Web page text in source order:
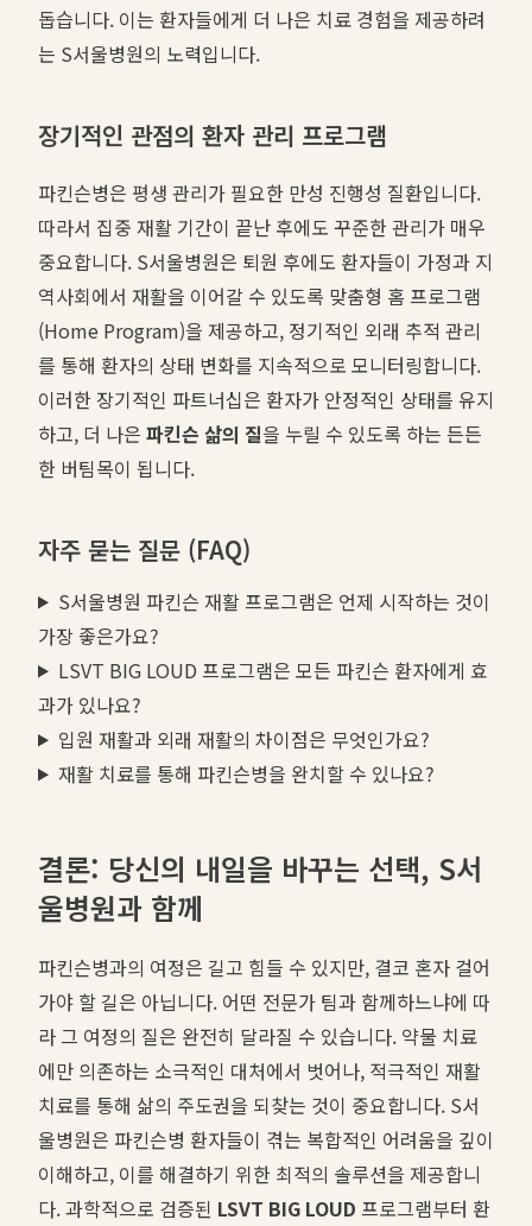
돕습니다. 이는 환자들에게 더 나은 치료 경험을 제공하려
는 S서울병원의 노력입니다.
장기적인 관점의 환자 관리 프로그램
파킨슨병은 평생 관리가 필요한 만성 진행성 질환입니다.
따라서 집중 재활 기간이 끝난 후에도 꾸준한 관리가 매우
중요합니다. S서울병원은 퇴원 후에도 환자들이 가정과 지
역사회에서 재활을 이어갈 수 있도록 맞춤형 홈 프로그램
(Home Program)을 제공하고, 정기적인 외래 추적 관리
를 통해 환자의 상태 변화를 지속적으로 모니터링합니다.
이러한 장기적인 파트너십은 환자가 안정적인 상태를 유지
하고, 더 나은 파킨슨 삶의 질을 누릴 수 있도록 하는 든든
한 버팀목이 됩니다.
자주 묻는 질문 (FAQ)
S서울병원 파킨슨 재활 프로그램은 언제 시작하는 것이
가장 좋은가요?
LSVT BIG LOUD 프로그램은 모든 파킨슨 환자에게 효
과가 있나요?
입원 재활과 외래 재활의 차이점은 무엇인가요?
재활 치료를 통해 파킨슨병을 완치할 수 있나요?
결론: 당신의 내일을 바꾸는 선택, S서
울병원과 함께
파킨슨병과의 여정은 길고 힘들 수 있지만, 결코 혼자 걸어
가야 할 길은 아닙니다. 어떤 전문가 팀과 함께하느냐에 따
라 그 여정의 질은 완전히 달라질 수 있습니다. 약물 치료
에만 의존하는 소극적인 대처에서 벗어나, 적극적인 재활
치료를 통해 삶의 주도권을 되찾는 것이 중요합니다. S서
울병원은 파킨슨병 환자들이 겪는 복합적인 어려움을 깊이
이해하고, 이를 해결하기 위한 최적의 솔루션을 제공합니
다. 과학적으로 검증된 LSVT BIG LOUD 프로그램부터 환